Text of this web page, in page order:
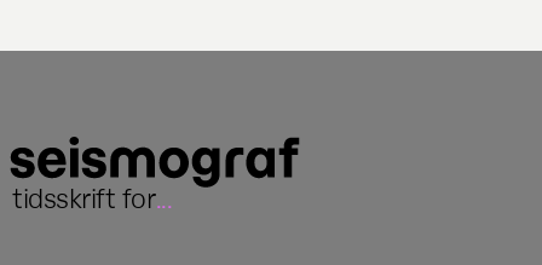
tidsskrift for...